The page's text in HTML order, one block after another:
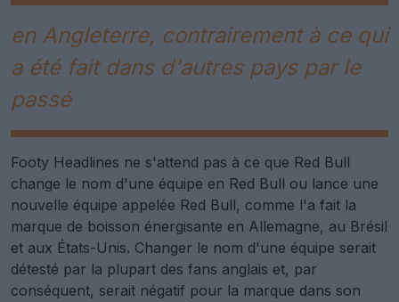
en Angleterre, contrairement à ce qui
a été fait dans d'autres pays par le
passé
Footy Headlines ne s'attend pas à ce que Red Bull
change le nom d'une équipe en Red Bull ou lance une
nouvelle équipe appelée Red Bull, comme l'a fait la
marque de boisson énergisante en Allemagne, au Brésil
et aux États-Unis. Changer le nom d'une équipe serait
détesté par la plupart des fans anglais et, par
conséquent, serait négatif pour la marque dans son